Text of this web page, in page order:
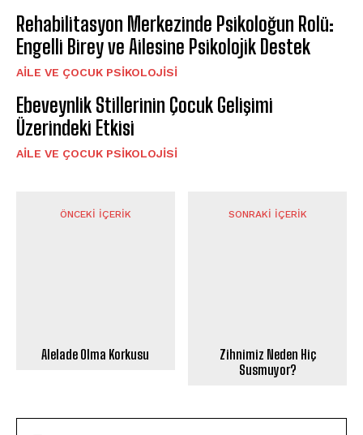
Rehabilitasyon Merkezinde Psikoloğun Rolü:
Engelli Birey ve Ailesine Psikolojik Destek
AILE VE ÇOCUK PSIKOLOJISI
Ebeveynlik Stillerinin Çocuk Gelişimi
Üzerindeki Etkisi
AILE VE ÇOCUK PSIKOLOJISI
ÖNCEKI İÇERIK
Alelade Olma Korkusu
SONRAKI İÇERIK
Zihnimiz Neden Hiç
Susmuyor?